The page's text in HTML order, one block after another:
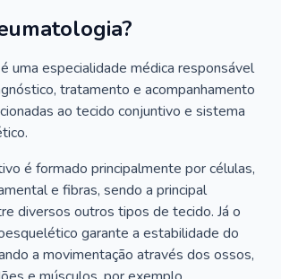
uma especialidade médica responsável
tratamento e acompanhamento
ao tecido conjuntivo e sistema
é formado principalmente por células,
e fibras, sendo a principal
diversos outros tipos de tecido. Já o
garante a estabilidade do
a movimentação através dos ossos,